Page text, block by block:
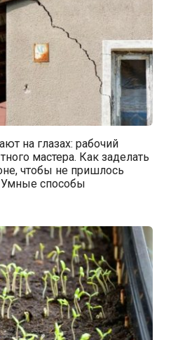
на глазах: рабочий
мастера. Как заделать
чтобы не пришлось
способы